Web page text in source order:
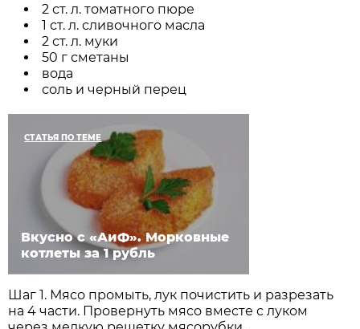
2 ст. л. томатного пюре
1 ст. л. сливочного масла
2 ст. л. муки
50 г сметаны
вода
соль и черный перец
СТАТЬЯ ПО ТЕМЕ
Вкусно с «АиФ». Морковные
котлеты за 1 рубль
Шаг 1. Мясо промыть, лук почистить и разрезать
на 4 части. Провернуть мясо вместе с луком